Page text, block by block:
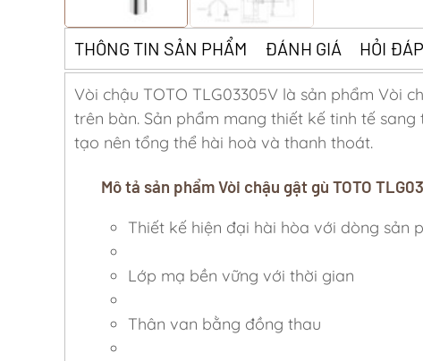
THÔNG TIN SẢN PHẨM ĐÁNH GIÁ HỎI ĐÁP
Vòi chậu TOTO TLG03305V là sản phẩm Vòi
trên bàn. Sản phẩm mang thiết kế tinh tế
tạo nên tổng thể hài hoà và thanh thoát.
Mô tả sản phẩm Vòi chậu gật gù TOTO
Thiết kế hiện đại hài hòa với dòng sản
Lớp mạ bền vững với thời gian
Thân van bằng đồng thau